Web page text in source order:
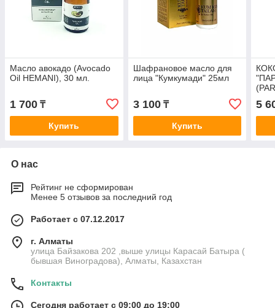
Масло авокадо (Avocado
Oil HEMANI), 30 мл.
1 700 ₸
Купить
Шафрановое масло для
лица "Кумкумади" 25мл
3 100₸
Купить
5
О нас
Рейтинг не сформирован
Менее 5 отзывов за последний год
Работает с 07.12.2017
г. Алматы
улица Байзакова 202 ,выше улицы Карасай Батыра (
бывшая Виноградова), Алматы, Казахстан
Контакты
Сегодня работает с 09:00 до 19:00